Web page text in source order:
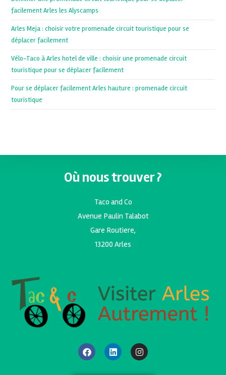
facilement Arles les Alyscamps
Arles Meja : choisir votre promenade circuit touristique pour se
déplacer facilement
Vélo-Taco à Arles hotel de ville : choisir une promenade circuit
touristique pour se déplacer facilement
Pour se déplacer facilement Arles hauture : promenade circuit
touristique
Où nous trouver ?
Taco and Co
Avenue Paulin Talabot
Gare Routiere,
13200 Arles